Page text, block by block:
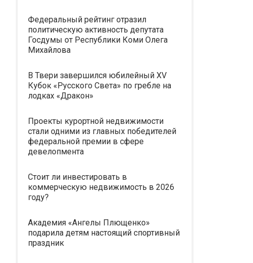
Федеральный рейтинг отразил
политическую активность депутата
Госдумы от Республики Коми Олега
Михайлова
В Твери завершился юбилейный XV
Кубок «Русского Света» по гребле на
лодках «Дракон»
Проекты курортной недвижимости
стали одними из главных победителей
федеральной премии в сфере
девелопмента
Стоит ли инвестировать в
коммерческую недвижимость в 2026
году?
Академия «Ангелы Плющенко»
подарила детям настоящий спортивный
праздник